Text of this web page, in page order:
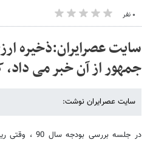
۰ نفر
جمهور از آن خبر می
سایت عصرایران نوشت:
در جلسه